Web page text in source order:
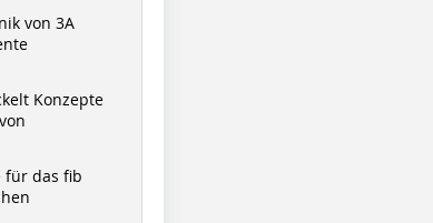
von 3A
Konzepte
für das fib